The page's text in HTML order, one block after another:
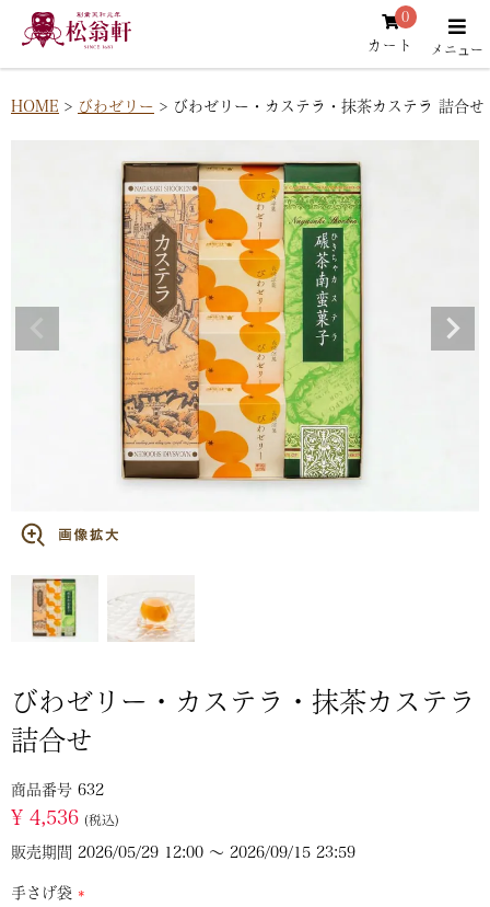
カート
0
HOME びわゼリー びわゼリー・カステラ・抹茶カステラ 詰合せ
びわゼリー・カステラ・抹茶カステラ
詰合せ
商品番号 632
¥ 4,536 税込
販売期間 2026/05/29 12:00 〜 2026/09/15 23:59
手さげ袋